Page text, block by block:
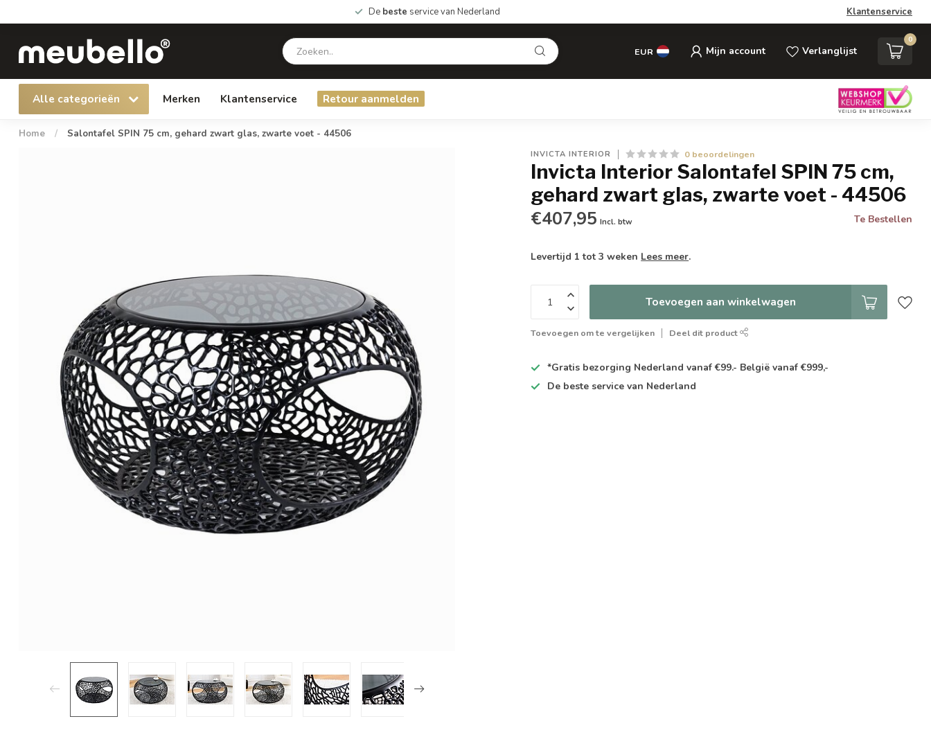
De beste service van Nederland Klantenservice
EUR Mijn account Verlanglijst
0
Alle categorieën Merken Klantenservice Retour aanmelden
Home / Salontafel SPIN 75 cm, gehard zwart glas, zwarte voet - 44506
INVICTA INTERIOR 0 beoordelingen
Invicta Interior Salontafel SPIN 75 cm,
gehard zwart glas, zwarte voet - 44506
€407,95 Incl. btw Te Bestellen
Levertijd 1 tot 3 weken Lees meer.
Toevoegen aan winkelwagen
Toevoegen om te vergelijken Deel dit product
*Gratis bezorging Nederland vanaf €99.- België vanaf €999,-
De beste service van Nederland